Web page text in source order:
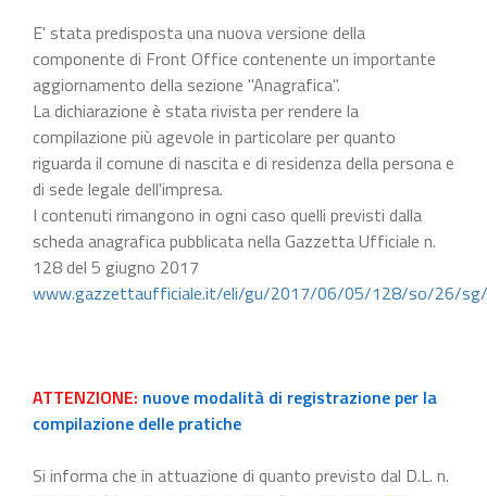
E' stata predisposta una nuova versione della
componente di Front Office contenente un importante
aggiornamento della sezione "Anagrafica".
La dichiarazione è stata rivista per rendere la
compilazione più agevole in particolare per quanto
riguarda il comune di nascita e di residenza della persona e
di sede legale dell'impresa.
I contenuti rimangono in ogni caso quelli previsti dalla
scheda anagrafica pubblicata nella Gazzetta Ufficiale n.
128 del 5 giugno 2017
www.gazzettaufficiale.it/eli/gu/2017/06/05/128/so/26/
ATTENZIONE: nuove modalità di registrazione per la
compilazione delle pratiche
Si informa che in attuazione di quanto previsto dal D.L. n.